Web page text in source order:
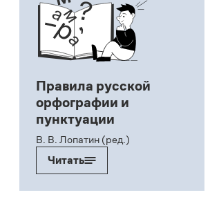
Правила русской
орфографии и
пунктуации
В. В. Лопатин (ред.)
Читать